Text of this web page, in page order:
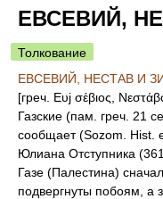
ЕВСЕВИЙ,
Толкование
ЕВСЕВИЙ, НЕСТАВ И
[греч. Ευj σέβιος,
Газские (пам. греч. 21
сообщает (Sozom. Hist.
Юлиана Отступника
Газе (Палестина)
подвергнуты побоям, а